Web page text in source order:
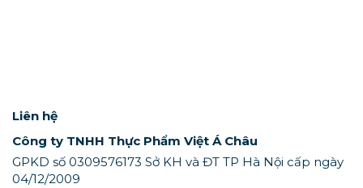
Liên hệ
Công ty TNHH Thực Phẩm Việt Á Châu
GPKD số 0309576173 Sở KH và ĐT TP Hà Nội cấp ngày
04/12/2009